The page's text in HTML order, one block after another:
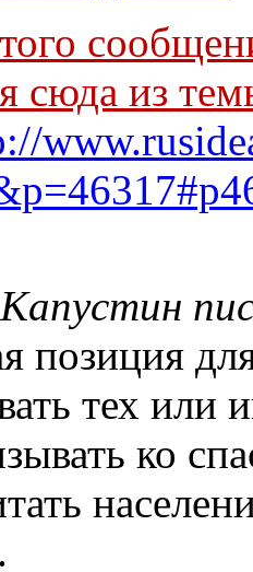
сюда из
позиция
тех или
ко